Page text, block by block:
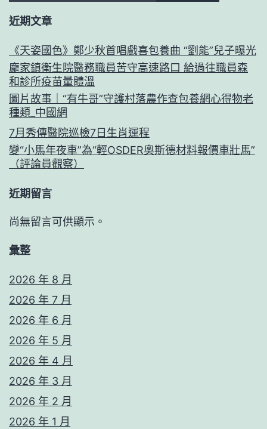
近期文章
《天姿國色》鄭少秋首唱戲喜包養曲 “劉能”兒子曝光
龐家鎮衛生院醫務職員苦守高速路口 給過往職員森
和診所疫苗量體溫
圖片故事｜“有牛哥”守護村落農作查包養網心得物老
種類_中國網
7月秀傳醫院巡檢7日生肖運程
變“小馬年夜車”為“輕OSDER奧斯德材料報價車壯馬”
（評論員觀察）
近期留言
尚無留言可供顯示。
彙整
2026 年 8 月
2026 年 7 月
2026 年 6 月
2026 年 5 月
2026 年 4 月
2026 年 3 月
2026 年 2 月
2026 年 1 月